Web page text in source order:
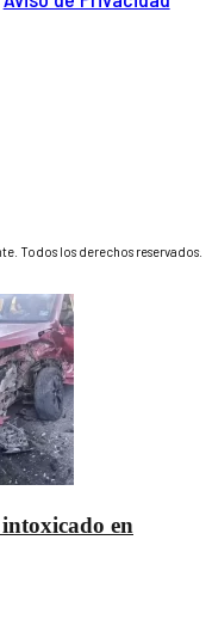
Todos los derechos reservados.
en